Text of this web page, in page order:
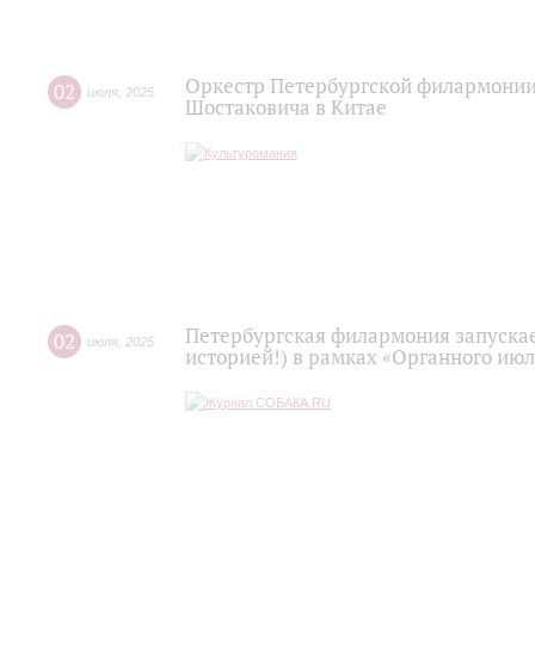
02 июля 2025
Оркестр Петербургской
Шостаковича в Китае
02 июля 2025
Петербургская филармония
историей!) в рамках «Органного